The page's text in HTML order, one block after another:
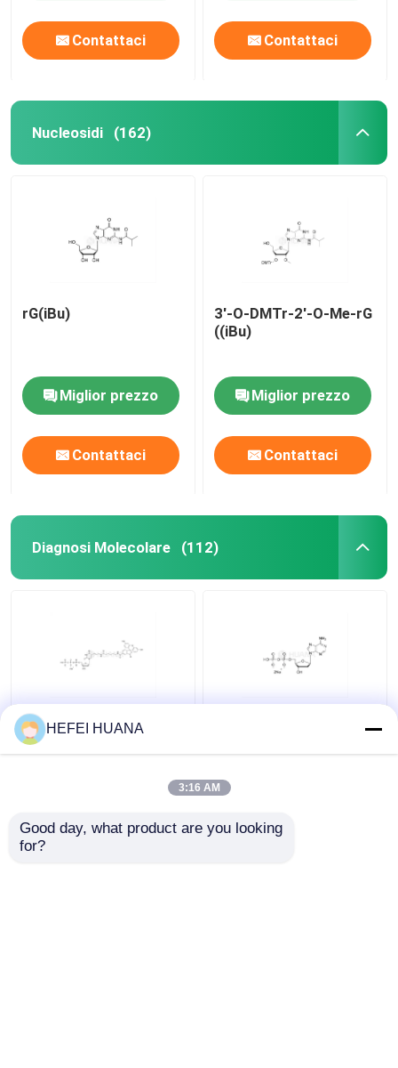
Contattaci Contattaci
Nucleosidi (162)
rG(iBu)
Miglior prezzo
Contattaci
3'-O-DMTr-2'-O-Me-rG
((iBu)
Miglior prezzo
Contattaci
Diagnosi Molecolare (112)
Fluoresceina-12-dUTP
1mM Soluzione di
HEFEI HUANA
3:16 AM
Good day, what product are you looking
for?